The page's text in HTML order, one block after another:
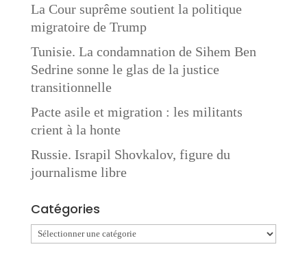
La Cour suprême soutient la politique
migratoire de Trump
Tunisie. La condamnation de Sihem Ben
Sedrine sonne le glas de la justice
transitionnelle
Pacte asile et migration : les militants
crient à la honte
Russie. Israpil Shovkalov, figure du
journalisme libre
Catégories
Catégories